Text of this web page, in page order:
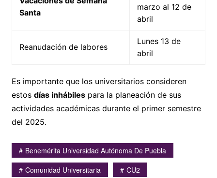
Santa
marzo al 12 de
abril
Reanudación de labores
Lunes 13 de
abril
Es importante que los universitarios consideren
estos días inhábilespara la planeación de sus
actividades académicas durante el primer semestre
del 2025.
Benemérita Universidad Autónoma De Puebla
Comunidad Universitaria
CU2